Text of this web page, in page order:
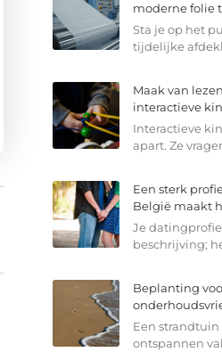
moderne folie
Sta je op het
tijdelijke
Maak van
interactieve
Interactieve
apart. Ze
Een sterk
België maakt
Je
beschrijving;
Beplanting
Een
ontspannen